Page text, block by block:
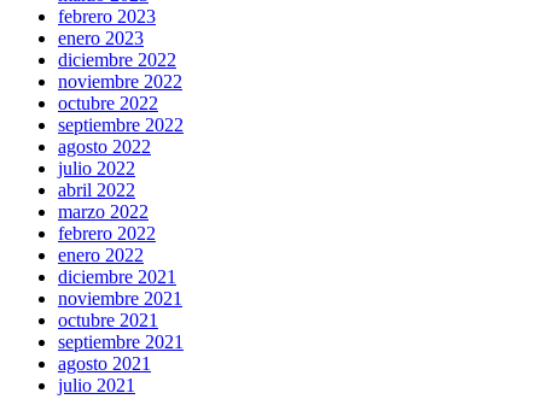
febrero 2023
enero 2023
diciembre 2022
noviembre 2022
octubre 2022
septiembre 2022
agosto 2022
julio 2022
abril 2022
marzo 2022
febrero 2022
enero 2022
diciembre 2021
noviembre 2021
octubre 2021
septiembre 2021
agosto 2021
julio 2021